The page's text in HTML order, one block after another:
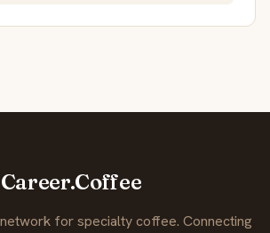
Career.Coffee
for specialty coffee. Connecting